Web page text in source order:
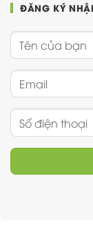
ĐĂNG KÝ